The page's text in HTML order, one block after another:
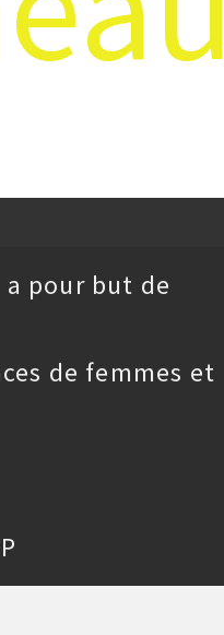
a pour but de
de femmes et